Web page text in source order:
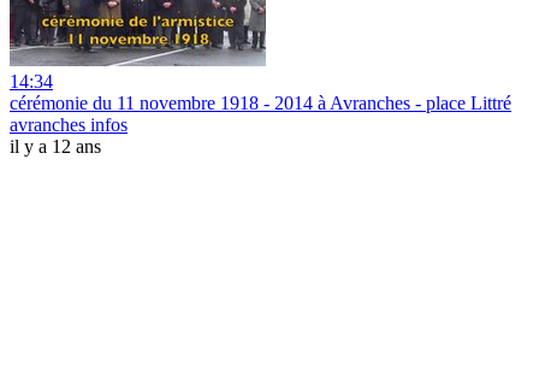
14:34
cérémonie du 11 novembre 1918 - 2014 à Avranches - place Littré
avranches infos
il y a 12 ans